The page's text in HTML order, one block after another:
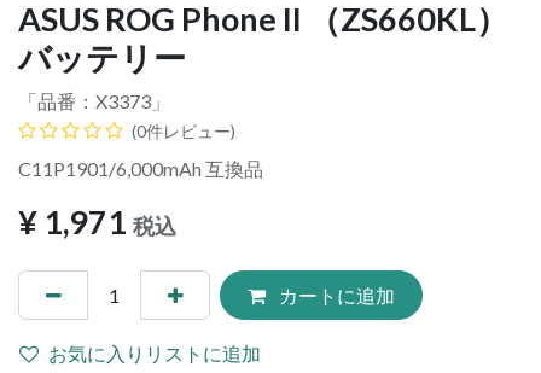
ASUS ROG Phone II （ZS660KL）
バッテリー
「品番： X3373 」
(0件レビュー)
C11P1901/6,000mAh 互換品
¥ 1,971 税込
カートに追加
お気に入りリストに追加